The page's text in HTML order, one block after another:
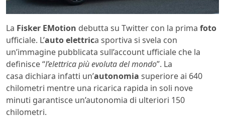
La Fisker EMotion debutta su Twitter con la prima foto
ufficiale. L’auto elettrica sportiva si svela con
un’immagine pubblicata sull’account ufficiale che la
definisce “l’elettrica più evoluta del mondo”. La
casa dichiara infatti un’autonomia superiore ai 640
chilometri mentre una ricarica rapida in soli nove
minuti garantisce un’autonomia di ulteriori 150
chilometri.